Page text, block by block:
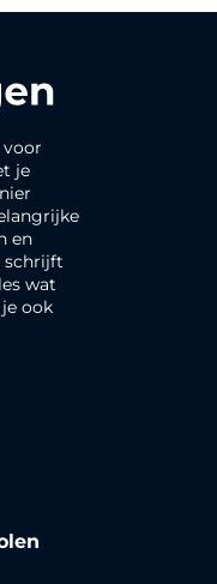
voor
je
en
schrijft
wat
ook